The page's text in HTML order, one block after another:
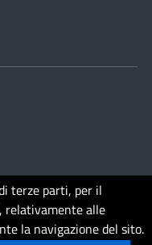
Accessibilit�
terze parti, per il
relativamente alle
la navigazione del sito.